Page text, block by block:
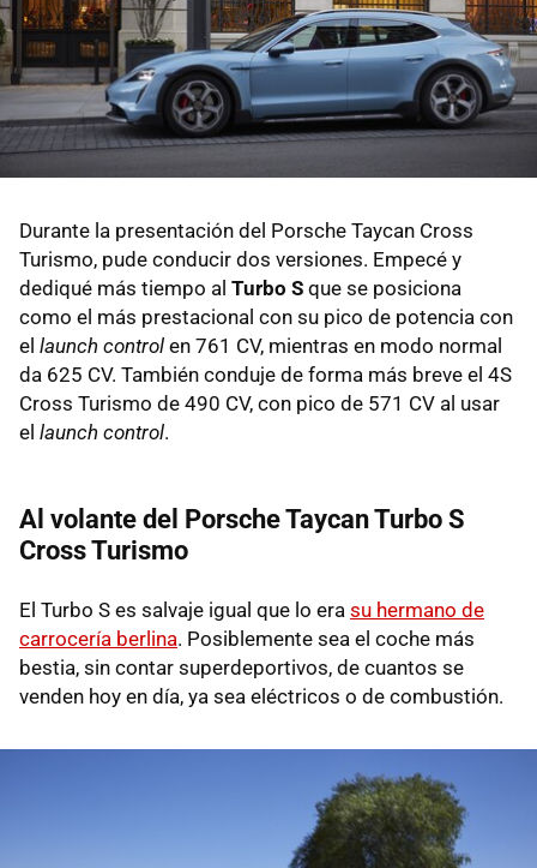
Durante la presentación del Porsche Taycan Cross
Turismo, pude conducir dos versiones. Empecé y
dediqué más tiempo al Turbo S que se posiciona
como el más prestacional con su pico de potencia con
el launch control en 761 CV, mientras en modo normal
da 625 CV. También conduje de forma más breve el 4S
Cross Turismo de 490 CV, con pico de 571 CV al usar
el launch control.
Al volante del Porsche Taycan Turbo S
Cross Turismo
El Turbo S es salvaje igual que lo era su hermano de
carrocería berlina. Posiblemente sea el coche más
bestia, sin contar superdeportivos, de cuantos se
venden hoy en día, ya sea eléctricos o de combustión.